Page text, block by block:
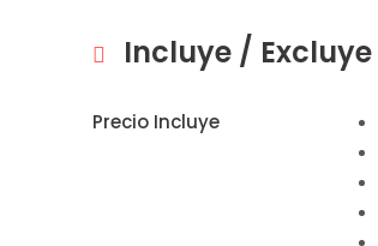
Incluye / Excluye
Precio Incluye